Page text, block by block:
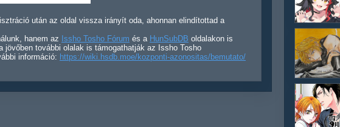
után az oldal vissza irányít oda, ahonnan elindítottad a
hanem az
Issho Tosho Fórum és a HunSubDB oldalakon is
jövőben további olalak is támogathatják az Issho Tosho
információ: https://wiki.hsdb.moe/kozponti-azonositas/bemutato/